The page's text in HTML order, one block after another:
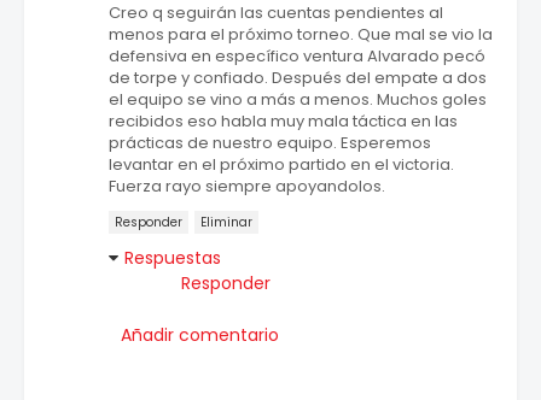
Creo q seguirán las cuentas pendientes al
menos para el próximo torneo. Que mal se vio la
defensiva en específico ventura Alvarado pecó
de torpe y confiado. Después del empate a dos
el equipo se vino a más a menos. Muchos goles
recibidos eso habla muy mala táctica en las
prácticas de nuestro equipo. Esperemos
levantar en el próximo partido en el victoria.
Fuerza rayo siempre apoyandolos.
Responder Eliminar
Respuestas
Responder
Añadir comentario